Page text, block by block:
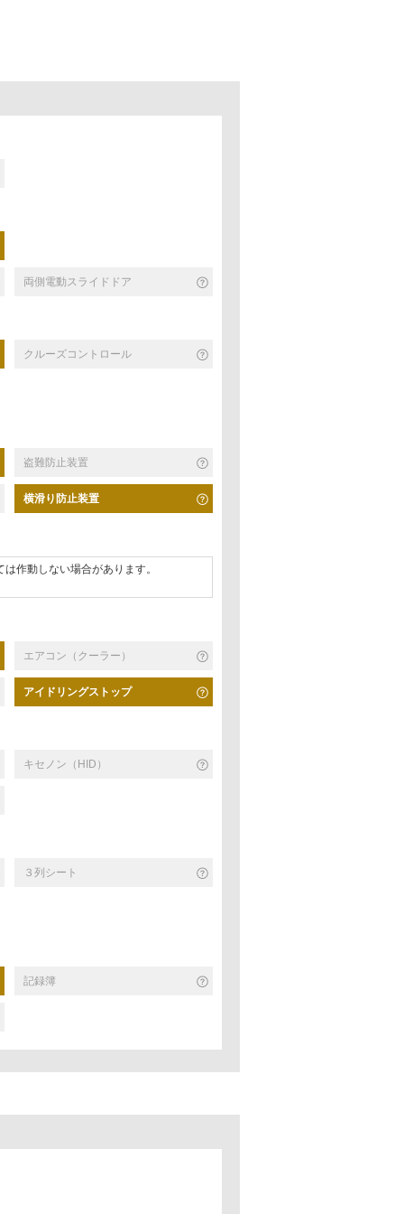
両側電動スライドドア
クルーズコントロール
盗難防止装置
横滑り防止装置
作動しない場合があります。
エアコン（クーラー）
アイドリングストップ
キセノン（HID）
３列シート
記録簿